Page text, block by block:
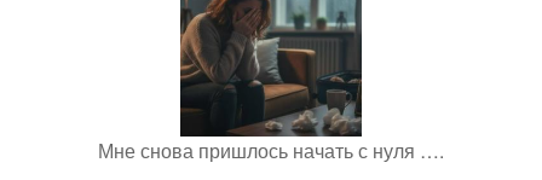
Мне снова пришлось начать с нуля ….